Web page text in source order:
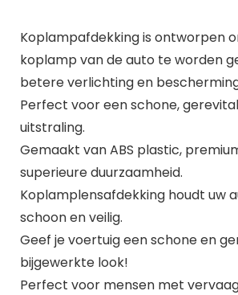
Koplampafdekking is ontworpen
koplamp van de auto te worden
betere verlichting en
Perfect voor een schone,
uitstraling.
Gemaakt van ABS plastic,
superieure duurzaamheid.
Koplamplensafdekking houdt uw
schoon en veilig.
Geef je voertuig een schone en
bijgewerkte look!
Perfect voor mensen met